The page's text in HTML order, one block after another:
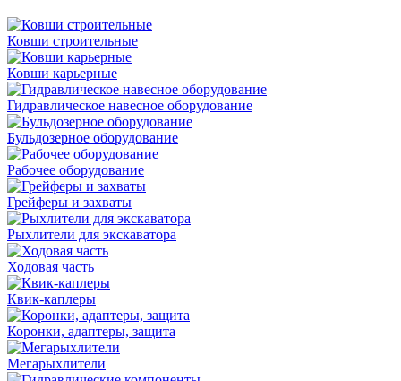
Ковши строительные
Ковши карьерные
Гидравлическое навесное оборудование
Бульдозерное оборудование
Рабочее оборудование
Грейферы и захваты
Рыхлители для экскаватора
Ходовая часть
Квик-каплеры
Коронки, адаптеры, защита
Мегарыхлители